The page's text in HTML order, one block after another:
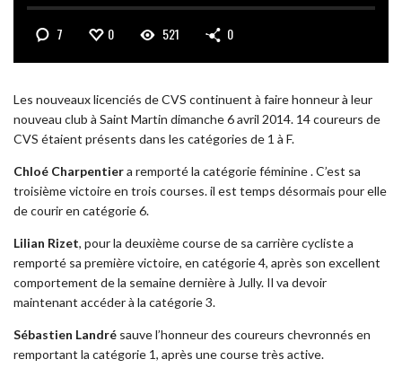
7 0 521 0
Les nouveaux licenciés de CVS continuent à faire honneur à leur
nouveau club à Saint Martin dimanche 6 avril 2014. 14 coureurs de
CVS étaient présents dans les catégories de 1 à F.
Chloé Charpentiera remporté la catégorie féminine . C’est sa
troisième victoire en trois courses. il est temps désormais pour elle
de courir en catégorie 6.
Lilian Rizet, pour la deuxième course de sa carrière cycliste a
remporté sa première victoire, en catégorie 4, après son excellent
comportement de la semaine dernière à Jully. Il va devoir
maintenant accéder à la catégorie 3.
Sébastien Landré sauve l’honneur des coureurs chevronnés en
remportant la catégorie 1, après une course très active.